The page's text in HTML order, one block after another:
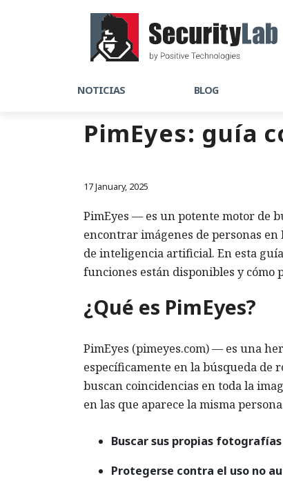
NOTICIAS BLOG
PimEyes: guía
17 January, 2025
PimEyes — es un potente motor de
encontrar imágenes de personas
de inteligencia artificial. En esta
funciones están disponibles y
¿Qué es PimEyes?
PimEyes (pimeyes.com) — es una
específicamente en la búsqueda de
buscan coincidencias en toda la
en las que aparece la misma
Buscar sus propias
Protegerse contra el uso no